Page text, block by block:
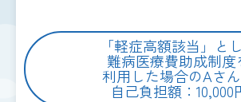
「軽症高額該当」と
難病医療費助成制度
利用した場合のAさ
自己負担額：10,000